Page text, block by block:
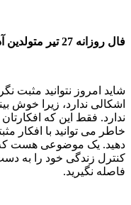
فال روزانه 27 تیر متولدین آذر ماه
شاید امروز نتوانید مثبت
اشکالی ندارد، زیرا خوش
ندارد. فقط این که
خاطر می توانید با افکار
دهید. یک موضوعی هست که
کنترل زندگی خود را به
فاصله نگیرید.